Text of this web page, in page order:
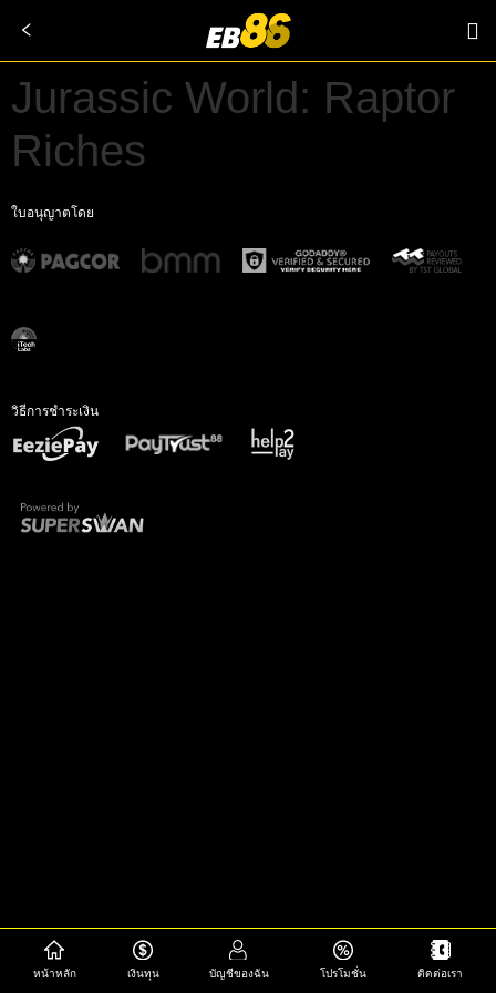
หน้าหลัก เงินทุน บัญชีของฉัน โปรโมชั่น ติดต่อเรา
Jurassic World: Raptor
Riches
ใบอนุญาตโดย
วิธีการชำระเงิน